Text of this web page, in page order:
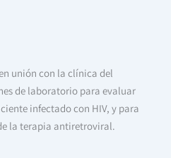
unión con la clínica del
de laboratorio para evaluar
infectado con HIV, y para
la terapia antiretroviral.